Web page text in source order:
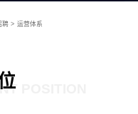
聘 > 运营体系
POSITION